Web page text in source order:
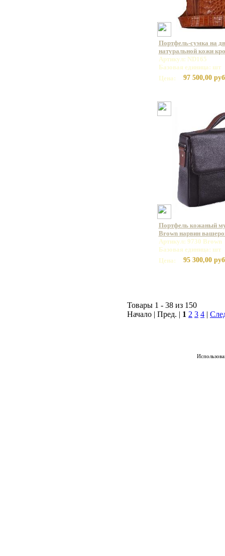
Портфель-сумка на
натуральной кожи
Артикул: ND165
Базовая единица: шт
Цена:
97 500,00
Портфель кожаный
Brown нарвин
Артикул: 9730 Brown
Базовая единица: шт
Цена:
95 300,00
Товары 1 - 38 из 150
Начало | Пред. | 1 2 3 4